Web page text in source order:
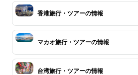
香港旅行・ツアーの情報
マカオ旅行・ツアーの情報
台湾旅行・ツアーの情報